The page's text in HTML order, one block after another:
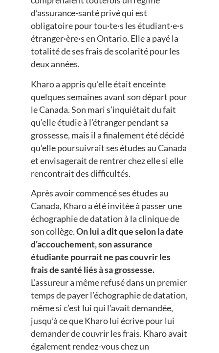
d’assurance-santé privé qui est
obligatoire pour tou·te·s les étudiant·e·s
étranger·ère·s en Ontario. Elle a payé la
totalité de ses frais de scolarité pour les
deux années.
Kharo a appris qu’elle était enceinte
quelques semaines avant son départ pour
le Canada. Son mari s’inquiétait du fait
qu’elle étudie à l’étranger pendant sa
grossesse, mais il a finalement été décidé
qu’elle poursuivrait ses études au Canada
et envisagerait de rentrer chez elle si elle
rencontrait des difficultés.
Après avoir commencé ses études au
Canada, Kharo a été invitée à passer une
échographie de datation à la clinique de
son collège.On lui a dit que selon la date
d’accouchement, son assurance
étudiante pourrait ne pas couvrir les
frais de santé liés à sa grossesse.
L’assureur a même refusé dans un premier
temps de payer l’échographie de datation,
même si c’est lui qui l’avait demandée,
jusqu’à ce que Kharo lui écrive pour lui
demander de couvrir les frais. Kharo avait
également rendez-vous chez un